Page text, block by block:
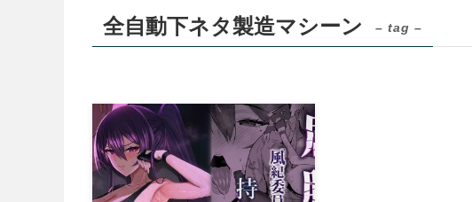
全自動下ネタ製造マシーン – tag –